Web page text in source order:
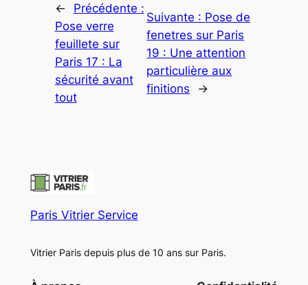
←
Précédente :
Pose verre
feuillete sur
Paris 17 : La
sécurité avant
tout
Suivante : Pose de
fenetres sur Paris
19 : Une attention
particulière aux
finitions
→
Paris Vitrier Service
Vitrier Paris depuis plus de 10 ans sur Paris.